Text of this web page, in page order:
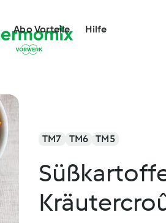
Abo Vorteile Hilfe
TM7 TM6 TM5